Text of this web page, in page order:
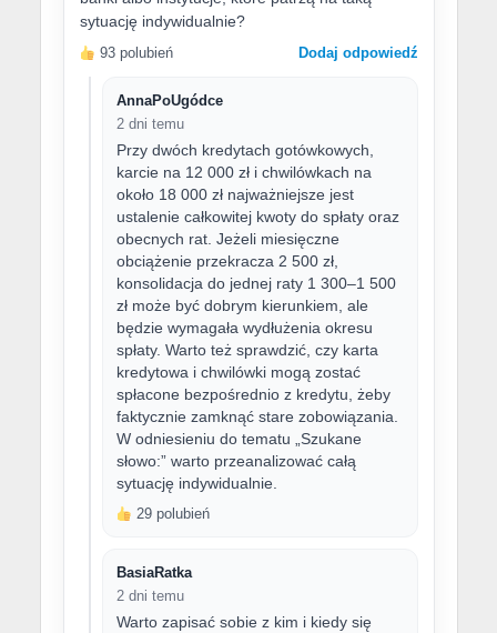
sytuację indywidualnie?
93 polubień Dodaj odpowiedź
AnnaPoUgódce
2 dni temu
Przy dwóch kredytach gotówkowych,
karcie na 12 000 zł i chwilówkach na
około 18 000 zł najważniejsze jest
ustalenie całkowitej kwoty do spłaty oraz
obecnych rat. Jeżeli miesięczne
obciążenie przekracza 2 500 zł,
konsolidacja do jednej raty 1 300–1 500
zł może być dobrym kierunkiem, ale
będzie wymagała wydłużenia okresu
spłaty. Warto też sprawdzić, czy karta
kredytowa i chwilówki mogą zostać
spłacone bezpośrednio z kredytu, żeby
faktycznie zamknąć stare zobowiązania.
W odniesieniu do tematu „Szukane
słowo:” warto przeanalizować całą
sytuację indywidualnie.
29 polubień
BasiaRatka
2 dni temu
Warto zapisać sobie z kim i kiedy się